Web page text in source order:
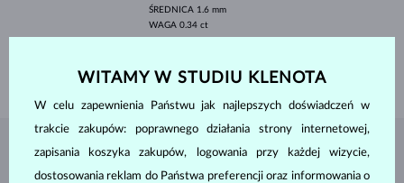
ŚREDNICA 1.6 mm
WAGA 0.34 ct
2.00 g
BIŻUTERIA ZATELIER KLENOTA
WITAMY W STUDIU KLENOTA
W celu zapewnienia Państwu jak najlepszych doświadczeń w
trakcie zakupów: poprawnego działania strony internetowej,
zapisania koszyka zakupów, logowania przy każdej wizycie,
dostosowania reklam do Państwa preferencji oraz informowania o